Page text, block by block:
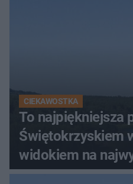
CIEKAWOSTKA
To najpiękniejsza
Świętokrzyskiem
widokiem na
Świętokrzyskich